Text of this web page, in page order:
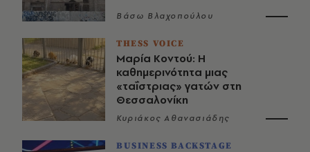
Βάσω Βλαχοπούλου
THESS VOICE
Μαρία Κοντού: Η
καθημερινότητα μιας
«ταΐστριας» γατών στη
Θεσσαλονίκη
Κυριάκος Αθανασιάδης
BUSINESS BACKSTAGE